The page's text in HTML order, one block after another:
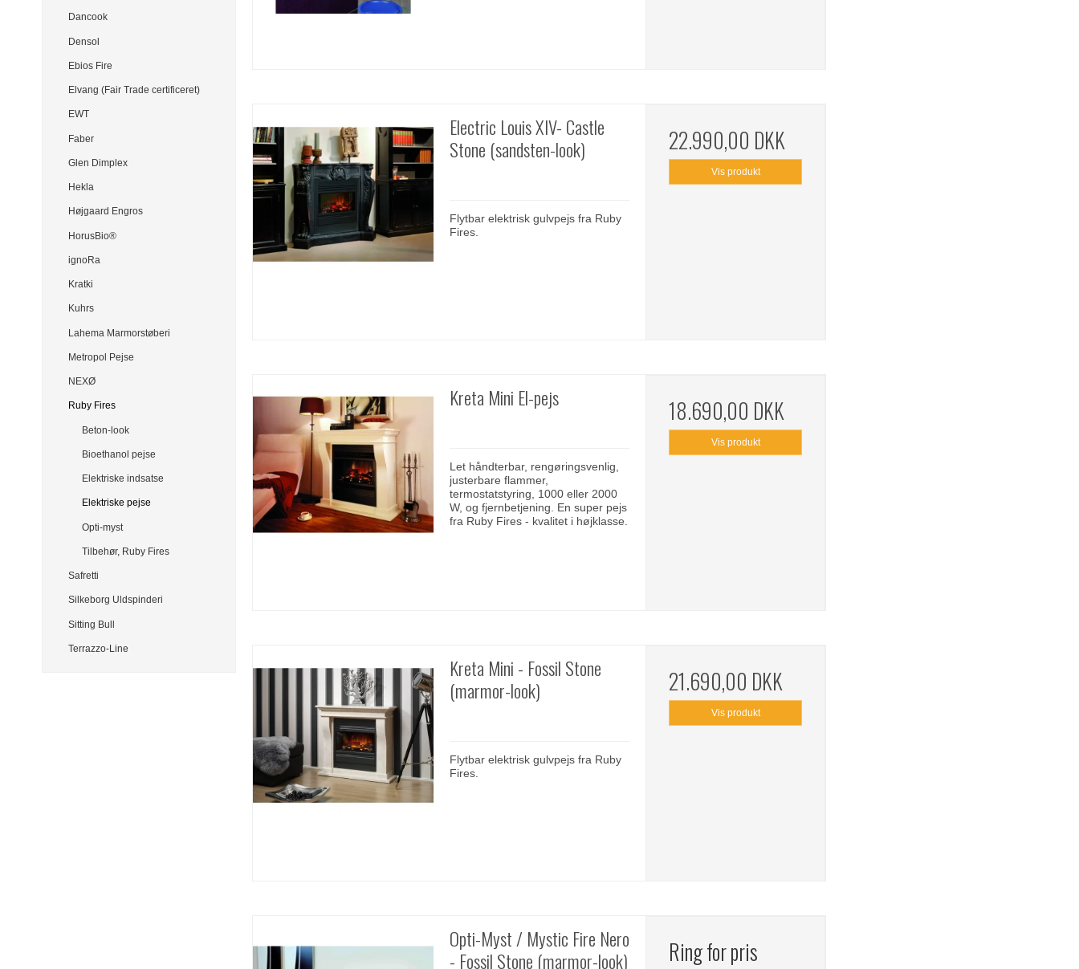
Dancook
Densol
Ebios Fire
Elvang (Fair Trade certificeret)
EWT
Faber
Glen Dimplex
Hekla
Højgaard Engros
HorusBio®
ignoRa
Kratki
Kuhrs
Lahema Marmorstøberi
Metropol Pejse
NEXØ
Ruby Fires
Beton-look
Bioethanol pejse
Elektriske indsatse
Elektriske pejse
Opti-myst
Tilbehør, Ruby Fires
Safretti
Silkeborg Uldspinderi
Sitting Bull
Terrazzo-Line
Electric Louis XIV- Castle
Stone (sandsten-look)
Flytbar elektrisk gulvpejs fra Ruby
Fires.
22.990,00 DKK
Vis produkt
Kreta Mini El-pejs
Let håndterbar, rengøringsvenlig,
justerbare flammer,
termostatstyring, 1000 eller 2000
W, og fjernbetjening. En super pejs
fra Ruby Fires - kvalitet i højklasse.
18.690,00 DKK
Vis produkt
Kreta Mini - Fossil Stone
(marmor-look)
Flytbar elektrisk gulvpejs fra Ruby
Fires.
21.690,00 DKK
Vis produkt
Opti-Myst / Mystic Fire Nero
- Fossil Stone (marmor-look)
Ring for pris